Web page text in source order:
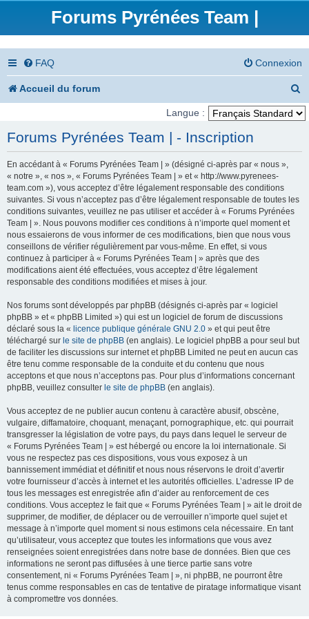
Forums Pyrénées Team |
FAQ Connexion
Accueil du forum
e
h
Langue :
Forums Pyrénées Team | - Inscription
En accédant à « Forums Pyrénées Team | » (désigné ci-après par « nous »,
« notre », « nos », « Forums Pyrénées Team | » et « http://www.pyrenees-
team.com »), vous acceptez d’être légalement responsable des conditions
suivantes. Si vous n’acceptez pas d’être légalement responsable de toutes les
conditions suivantes, veuillez ne pas utiliser et accéder à « Forums Pyrénées
Team | ». Nous pouvons modifier ces conditions à n’importe quel moment et
nous essaierons de vous informer de ces modifications, bien que nous vous
conseillons de vérifier régulièrement par vous-même. En effet, si vous
continuez à participer à « Forums Pyrénées Team | » après que des
modifications aient été effectuées, vous acceptez d’être légalement
responsable des conditions modifiées et mises à jour.
Nos forums sont développés par phpBB (désignés ci-après par « logiciel
phpBB » et « phpBB Limited ») qui est un logiciel de forum de discussions
déclaré sous la « licence publique générale GNU 2.0 » et qui peut être
téléchargé sur le site de phpBB (en anglais). Le logiciel phpBB a pour seul but
de faciliter les discussions sur internet et phpBB Limited ne peut en aucun cas
être tenu comme responsable de la conduite et du contenu que nous
acceptons et que nous n’acceptons pas. Pour plus d’informations concernant
phpBB, veuillez consulter le site de phpBB (en anglais).
Vous acceptez de ne publier aucun contenu à caractère abusif, obscène,
vulgaire, diffamatoire, choquant, menaçant, pornographique, etc. qui pourrait
transgresser la législation de votre pays, du pays dans lequel le serveur de
« Forums Pyrénées Team | » est hébergé ou encore la loi internationale. Si
vous ne respectez pas ces dispositions, vous vous exposez à un
bannissement immédiat et définitif et nous nous réservons le droit d’avertir
votre fournisseur d’accès à internet et les autorités officielles. L’adresse IP de
tous les messages est enregistrée afin d’aider au renforcement de ces
conditions. Vous acceptez le fait que « Forums Pyrénées Team | » ait le droit de
supprimer, de modifier, de déplacer ou de verrouiller n’importe quel sujet et
message à n’importe quel moment si nous estimons cela nécessaire. En tant
qu’utilisateur, vous acceptez que toutes les informations que vous avez
renseignées soient enregistrées dans notre base de données. Bien que ces
informations ne seront pas diffusées à une tierce partie sans votre
consentement, ni « Forums Pyrénées Team | », ni phpBB, ne pourront être
tenus comme responsables en cas de tentative de piratage informatique visant
à compromettre vos données.